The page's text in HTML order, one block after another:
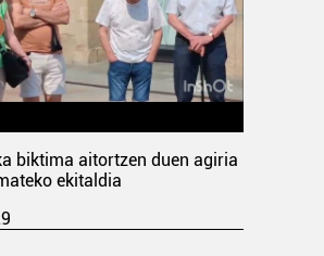
biktima aitortzen duen agiria
ekitaldia